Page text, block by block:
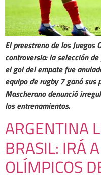
El preestreno de los Juegos
controversia: la selección
el gol del empate fue
equipo de rugby 7 ganó sus
Mascherano denunció
los entrenamientos.
ARGENTINA
BRASIL: IRÁ
OLÍMPICOS